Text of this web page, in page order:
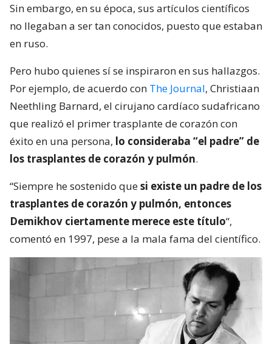
Sin embargo, en su época, sus artículos científicos
no llegaban a ser tan conocidos, puesto que estaban
en ruso.
Pero hubo quienes sí se inspiraron en sus hallazgos.
Por ejemplo, de acuerdo con The Journal, Christiaan
Neethling Barnard, el cirujano cardíaco sudafricano
que realizó el primer trasplante de corazón con
éxito en una persona, lo consideraba “el padre” de
los trasplantes de corazón y pulmón.
“Siempre he sostenido quesi existe un padre de los
trasplantes de corazón y pulmón, entonces
Demikhov ciertamente merece este título“,
comentó en 1997, pese a la mala fama del científico.